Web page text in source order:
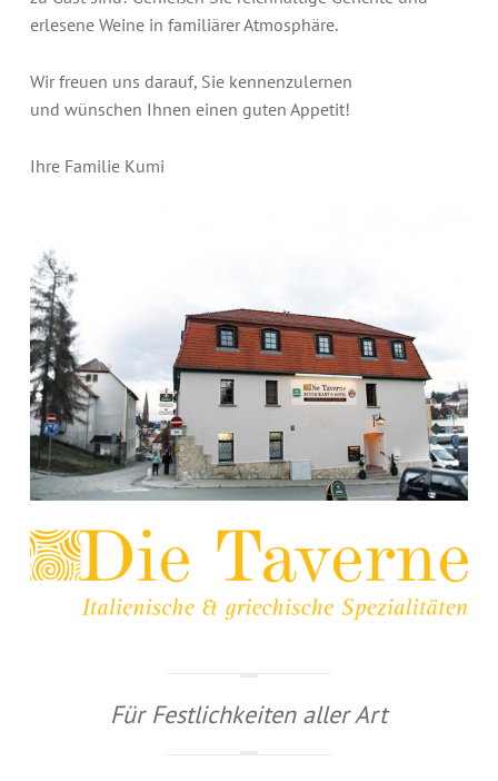
erlesene Weine in familiärer Atmosphäre.
Wir freuen uns darauf, Sie kennenzulernen
und wünschen Ihnen einen guten Appetit!
Ihre Familie Kumi
Für Festlichkeiten aller Art